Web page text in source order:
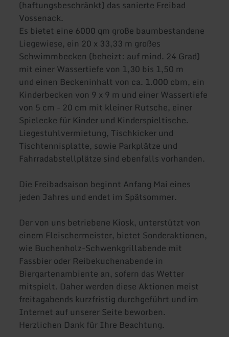
(haftungsbeschränkt) das sanierte Freibad
Vossenack.
Es bietet eine 6000 qm große baumbestandene
Liegewiese, ein 20 x 33,33 m großes
Schwimmbecken (beheizt: auf mind. 24 Grad)
mit einer Wassertiefe von 1,30 bis 1,50 m
und einen Beckeninhalt von ca. 1.000 cbm, ein
Kinderbecken von 9 x 9 m und einer Wassertiefe
von 5 cm - 20 cm mit kleiner Rutsche, einer
Spielecke für Kinder und Kinderspieltische.
Liegestuhlvermietung, Tischkicker und
Tischtennisplatte, sowie Parkplätze und
Fahrradabstellplätze sind ebenfalls vorhanden.
Die Freibadsaison beginnt Anfang Mai eines
jeden Jahres und endet im Spätsommer.
Der von uns betriebene Kiosk, unterstützt von
einem Fleischermeister, bietet Sonderaktionen,
wie Buchenholz-Schwenkgrillabende mit
Fassbier oder Reibekuchenabende in
Biergartenambiente an, sofern das Wetter
mitspielt. Daher werden diese Aktionen meist
freitagabends kurzfristig durchgeführt und im
Internet auf unserer Seite beworben.
Herzlichen Dank für Ihre Beachtung.